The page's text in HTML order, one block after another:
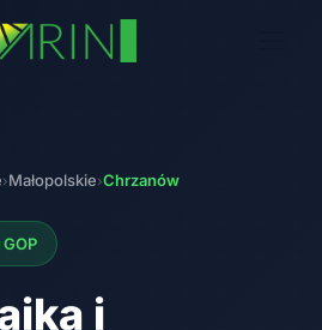
›Małopolskie›Chrzanów
i